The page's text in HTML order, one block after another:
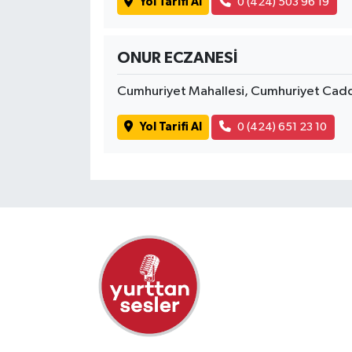
ONUR ECZANESİ
Cumhuriyet Mahallesi, Cumhuriyet
Yol Tarifi Al 0 (424) 651 23 10